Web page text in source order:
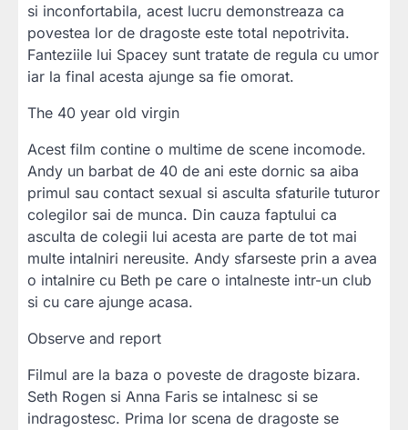
si inconfortabila, acest lucru demonstreaza ca
povestea lor de dragoste este total nepotrivita.
Fanteziile lui Spacey sunt tratate de regula cu umor
iar la final acesta ajunge sa fie omorat.
The 40 year old virgin
Acest film contine o multime de scene incomode.
Andy un barbat de 40 de ani este dornic sa aiba
primul sau contact sexual si asculta sfaturile tuturor
colegilor sai de munca. Din cauza faptului ca
asculta de colegii lui acesta are parte de tot mai
multe intalniri nereusite. Andy sfarseste prin a avea
o intalnire cu Beth pe care o intalneste intr-un club
si cu care ajunge acasa.
Observe and report
Filmul are la baza o poveste de dragoste bizara.
Seth Rogen si Anna Faris se intalnesc si se
indragostesc. Prima lor scena de dragoste se